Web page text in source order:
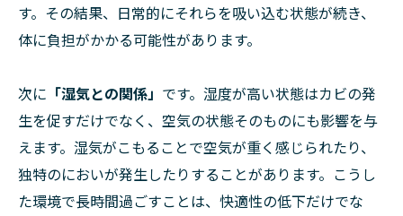
す。その結果、日常的にそれらを吸い込む状態が続き、
体に負担がかかる可能性があります。
次に 「湿気との関係」 です。湿度が高い状態はカビの発
生を促すだけでなく、空気の状態そのものにも影響を与
えます。湿気がこもることで空気が重く感じられたり、
独特のにおいが発生したりすることがあります。こうし
た環境で長時間過ごすことは、快適性の低下だけでな